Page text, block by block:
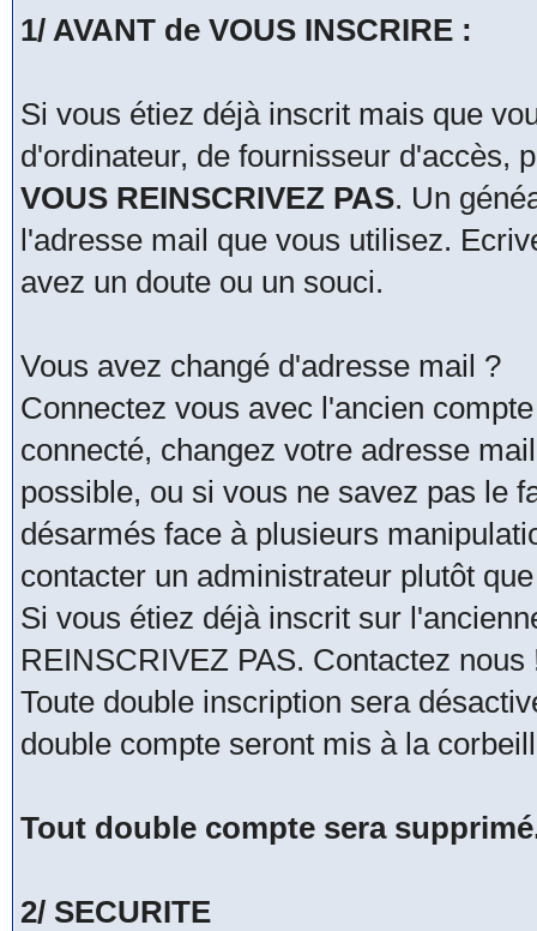
1/ AVANT de VOUS INSCRIRE :
Si vous étiez déjà inscrit mais que
d'ordinateur, de fournisseur d'accès,
VOUS REINSCRIVEZ PAS. Un
l'adresse mail que vous utilisez.
avez un doute ou un souci.
Vous avez changé d'adresse mail ?
Connectez vous avec l'ancien
connecté, changez votre adresse
possible, ou si vous ne savez pas le
désarmés face à plusieurs
contacter un administrateur plutôt
Si vous étiez déjà inscrit sur
REINSCRIVEZ PAS. Contactez nous
Toute double inscription sera
double compte seront mis à la
Tout double compte sera
2/ SECURITE